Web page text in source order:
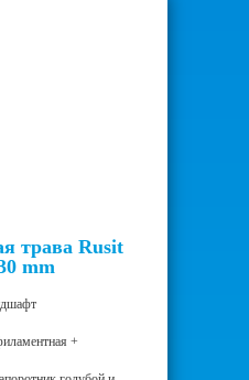
трава Rusit
mm
+